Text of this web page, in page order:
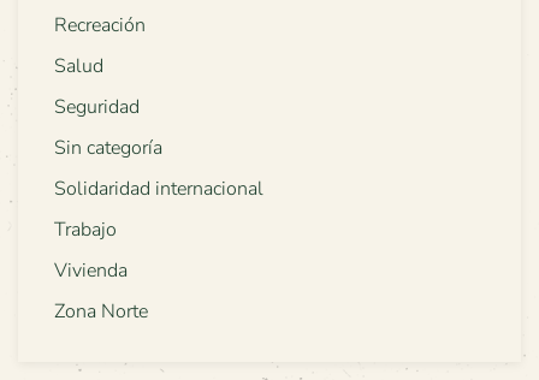
Recreación
Salud
Seguridad
Sin categoría
Solidaridad internacional
Trabajo
Vivienda
Zona Norte